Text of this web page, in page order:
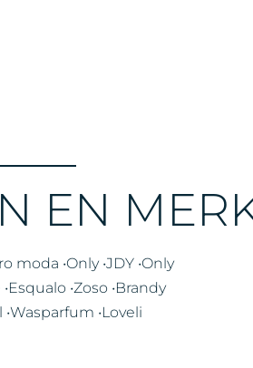
EN
moda •Only •JDY •Only
•Zoso •Brandy
•Wasparfum •Loveli